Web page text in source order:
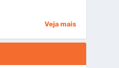
Veja mais